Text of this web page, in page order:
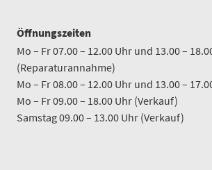
Öffnungszeiten
Mo – Fr 07.00 – 12.00 Uhr und 13.00 –
(Reparaturannahme)
Mo – Fr 08.00 – 12.00 Uhr und 13.00 –
Mo – Fr 09.00 – 18.00 Uhr (Verkauf)
Samstag 09.00 – 13.00 Uhr (Verkauf)